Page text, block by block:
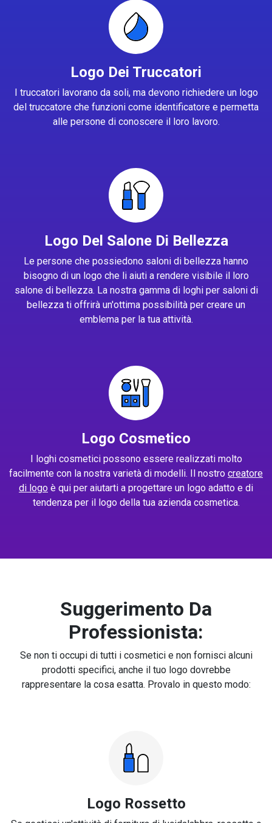
Logo Dei Truccatori
I truccatori lavorano da soli, ma devono richiedere un logo
del truccatore che funzioni come identificatore e permetta
alle persone di conoscere il loro lavoro.
Logo Del Salone Di Bellezza
Le persone che possiedono saloni di bellezza hanno
bisogno di un logo che li aiuti a rendere visibile il loro
salone di bellezza. La nostra gamma di loghi per saloni di
bellezza ti offrirà un'ottima possibilità per creare un
emblema per la tua attività.
Logo Cosmetico
I loghi cosmetici possono essere realizzati molto
facilmente con la nostra varietà di modelli. Il nostro creatore
di logo è qui per aiutarti a progettare un logo adatto e di
tendenza per il logo della tua azienda cosmetica.
Suggerimento Da
Professionista:
Se non ti occupi di tutti i cosmetici e non fornisci alcuni
prodotti specifici, anche il tuo logo dovrebbe
rappresentare la cosa esatta. Provalo in questo modo:
Logo Rossetto